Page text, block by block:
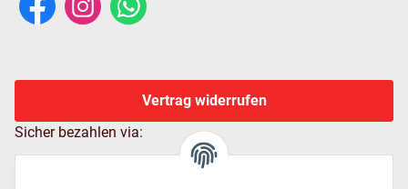
Vertrag widerrufen
Sicher bezahlen via: